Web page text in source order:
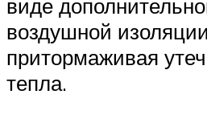
виде
воздушной
притормаживая
тепла.